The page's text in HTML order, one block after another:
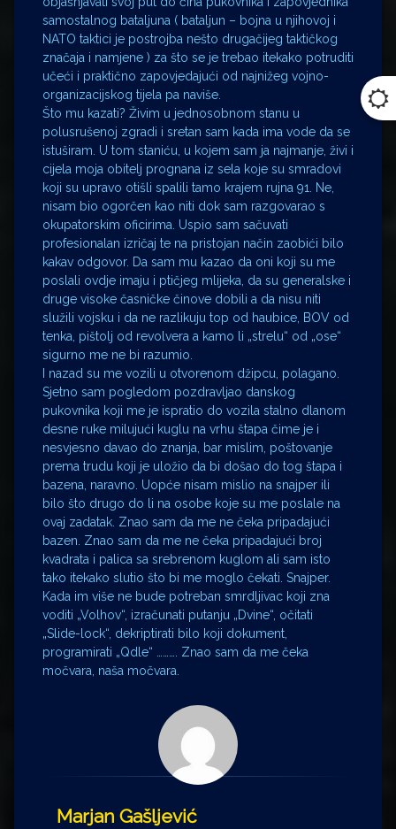
samostalnog bataljuna ( bataljun – bojna u njihovoj i
NATO taktici je postrojba nešto drugačijeg taktičkog
značaja i namjene ) za što se je trebao itekako potruditi
učeći i praktično zapovjedajući od najnižeg vojno-
organizacijskog tijela pa naviše.
Što mu kazati? Živim u jednosobnom stanu u
polusrušenoj zgradi i sretan sam kada ima vode da se
istuširam. U tom staniću, u kojem sam ja najmanje, živi i
cijela moja obitelj prognana iz sela koje su smradovi
koji su upravo otišli spalili tamo krajem rujna 91. Ne,
nisam bio ogorčen kao niti dok sam razgovarao s
okupatorskim oficirima. Uspio sam sačuvati
profesionalan izričaj te na pristojan način zaobići bilo
kakav odgovor. Da sam mu kazao da oni koji su me
poslali ovdje imaju i ptičjeg mlijeka, da su generalske i
druge visoke časničke činove dobili a da nisu niti
služili vojsku i da ne razlikuju top od haubice, BOV od
tenka, pištolj od revolvera a kamo li „strelu“ od „ose“
sigurno me ne bi razumio.
I nazad su me vozili u otvorenom džipcu, polagano.
Sjetno sam pogledom pozdravljao danskog
pukovnika koji me je ispratio do vozila stalno dlanom
desne ruke milujući kuglu na vrhu štapa čime je i
nesvjesno davao do znanja, bar mislim, poštovanje
prema trudu koji je uložio da bi došao do tog štapa i
bazena, naravno. Uopće nisam mislio na snajper ili
bilo što drugo do li na osobe koje su me poslale na
ovaj zadatak. Znao sam da me ne čeka pripadajući
bazen. Znao sam da me ne čeka pripadajući broj
kvadrata i palica sa srebrenom kuglom ali sam isto
tako itekako slutio što bi me moglo čekati. Snajper.
Kada im više ne bude potreban smrdljivac koji zna
voditi „Volhov“, izračunati putanju „Dvine“, očitati
„Slide-lock“, dekriptirati bilo koji dokument,
programirati „Qdle“ ………. Znao sam da me čeka
močvara, naša močvara.
Marjan Gašljević